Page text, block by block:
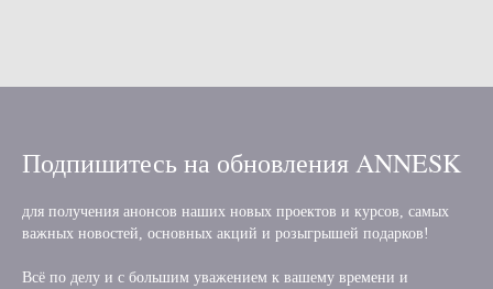
Подпишитесь на обновления ANNESK
для получения анонсов наших новых проектов и курсов, самых
важных новостей, основных акций и розыгрышей подарков!
Всё по делу и с большим уважением к вашему времени и